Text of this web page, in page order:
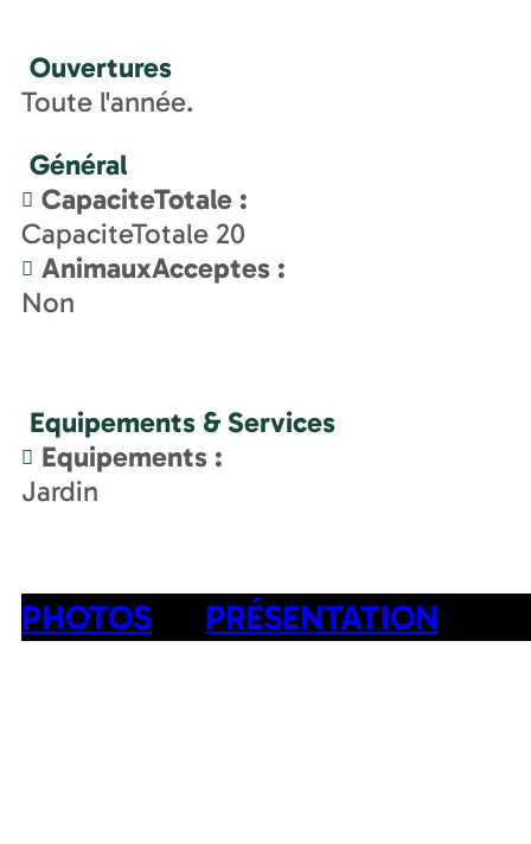
Ouvertures
Toute l'année.
Général
CapaciteTotale :
CapaciteTotale 20
AnimauxAcceptes :
Non
Equipements & Services
Equipements :
Jardin
PHOTOS PRÉSENTATION